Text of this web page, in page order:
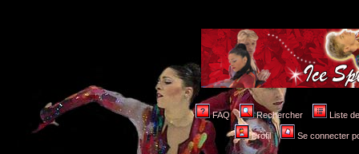
FAQ Rechercher Liste
Profil Se connecter